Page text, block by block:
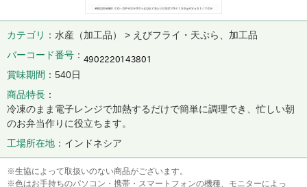
カテゴリ
水産（加工品） > えびフライ・天ぷら、加工品
バーコード番号
賞味期間
540日
商品特長
冷凍のまま電子レンジで加熱するだけで簡単に調理でき、忙しい朝
のお弁当作りに役立ちます。
工場所在地
インドネシア
※生協によって取扱いのない商品がございます。
※色はお手持ちのパソコン・携帯・スマートフォンの機種、モニターによっ